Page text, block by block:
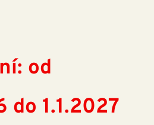
od
do 1.1.2027